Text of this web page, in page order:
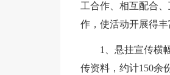
工合作、相互配合
作，使活动开展得丰
1、悬挂宣传横
传资料，约计150余